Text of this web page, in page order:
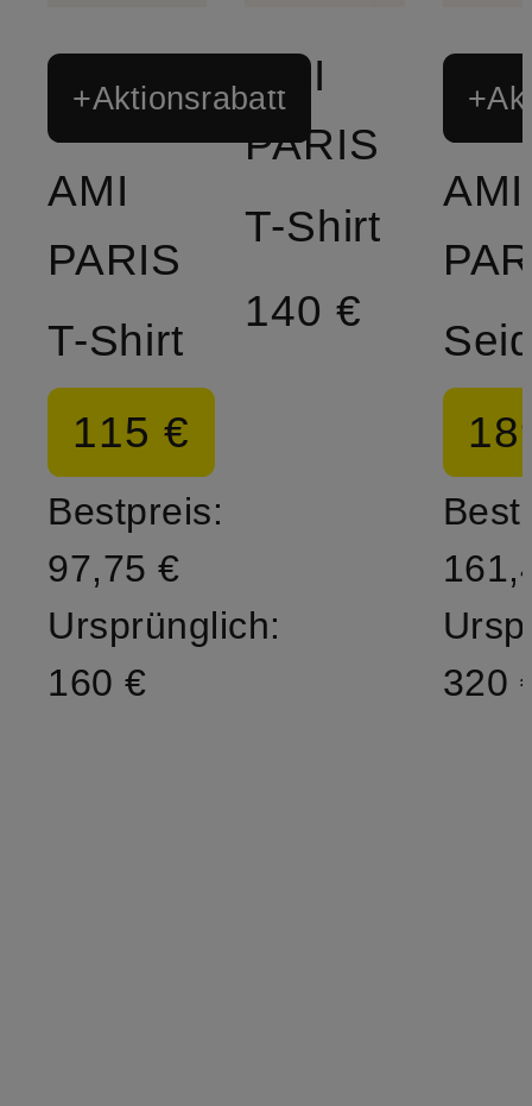
+Aktionsrabatt
AMI
PARIS
T-Shirt
115 €
Bestpreis:
97,75 €
Ursprünglich:
160 €
AMI
PARIS
T-Shirt
140 €
AMI
320